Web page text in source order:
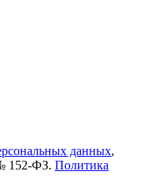
данных,
152-ФЗ. Политика